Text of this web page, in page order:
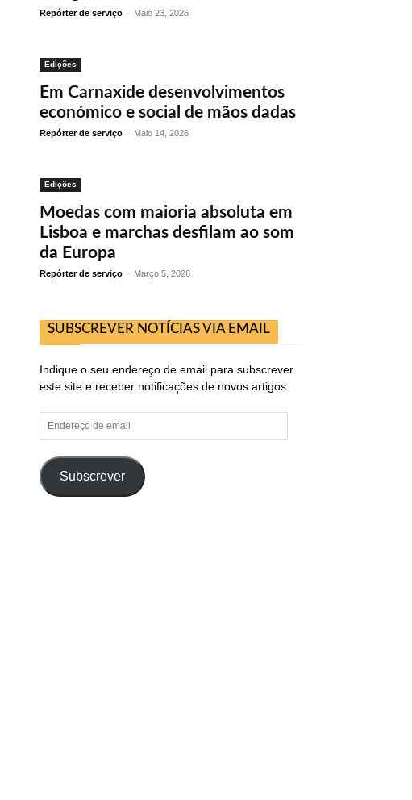
Repórter de serviço - Maio 23, 2026
Edições
Em Carnaxide desenvolvimentos
económico e social de mãos dadas
Repórter de serviço - Maio 14, 2026
Edições
Moedas com maioria absoluta em
Lisboa e marchas desfilam ao som
da Europa
Repórter de serviço - Março 5, 2026
SUBSCREVER NOTÍCIAS VIA EMAIL
Indique o seu endereço de email para subscrever
este site e receber notificações de novos artigos
Endereço
de
Subscrever